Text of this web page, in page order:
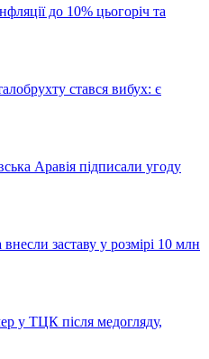
до 10% цьогоріч та
стався вибух: є
Аравія підписали угоду
заставу у розмірі 10 млн
у ТЦК після медогляду,